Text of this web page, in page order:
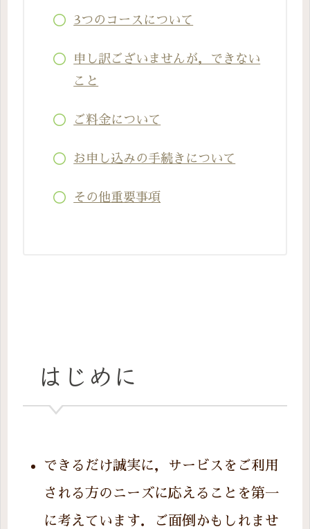
3つのコースについて
申し訳ございませんが，できない
こと
ご料金について
お申し込みの手続きについて
その他重要事項
はじめに
できるだけ誠実に，サービスをご利用
される方のニーズに応えることを第一
に考えています．ご面倒かもしれませ